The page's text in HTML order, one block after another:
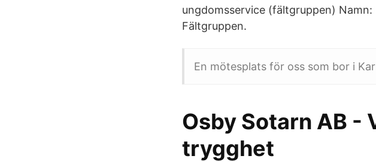
ungdomsservice (fältgruppen)
Fältgruppen.
En mötesplats för oss som bor i
Osby Sotarn AB -
trygghet